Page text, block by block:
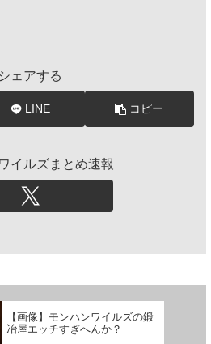
シェアする
LINE コピー
イルズまとめ速報
【画像】モンハンワイルズの鍛
冶屋エッチすぎへんか？